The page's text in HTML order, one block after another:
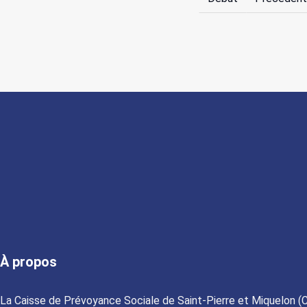
À propos
La Caisse de Prévoyance Sociale de Saint-Pierre et Miquelon